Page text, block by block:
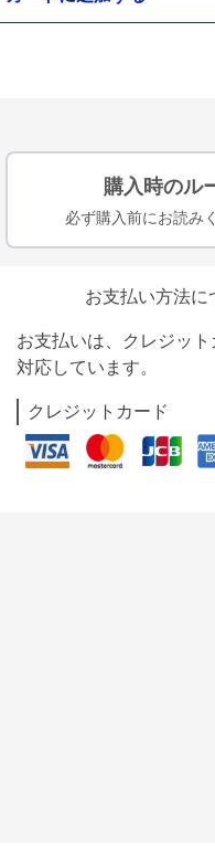
購入時のル
必ず購入前にお読み
お支払い方法に
お支払いは、クレジット
対応しています。
クレジットカード